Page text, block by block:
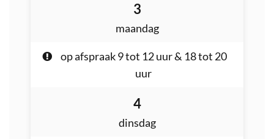
van
van
maandag
3
op afspraak9tot 12uur& 18tot 20
uur
dinsdag
4